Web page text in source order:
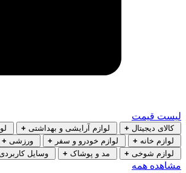
لیست قیمت
کالای دیجیتال + لوازم آرایشی و بهداشتی +
لوازم خانه + لوازم خودرو و سفر + ورزشی +
لوازم شوخی + مد و پوشاک + وسایل
مشاهده همه